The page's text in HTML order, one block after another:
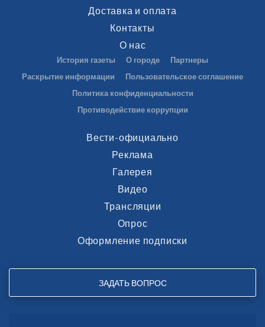
Доставка и оплата
Контакты
О нас
История газеты О городе
Партнеры
Раскрытие информации
Пользовательское соглашение
Политика конфиденциальности
Противодействие коррупции
Вести-официально
Реклама
Галерея
Видео
Трансляции
Опрос
Оформление подписки
ЗАДАТЬ ВОПРОС